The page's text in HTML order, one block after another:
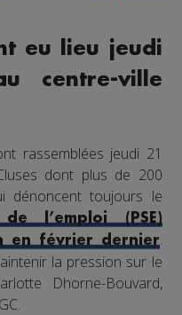
eu lieu jeudi
centre-ville
rassemblées jeudi 21
dont plus de 200
dénoncent toujours le
l’emploi (PSE)
en février dernier.
la pression sur le
Dhorne-Bouvard,